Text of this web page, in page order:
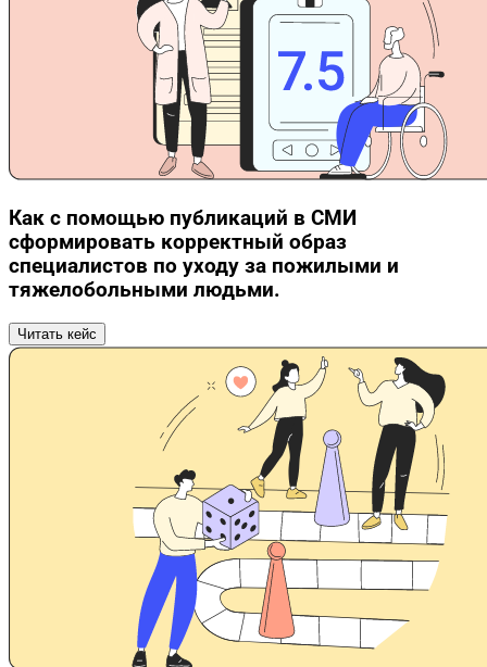
Как с помощью публикаций в СМИ
сформировать корректный образ
специалистов по уходу за пожилыми и
тяжелобольными людьми.
Читать кейс